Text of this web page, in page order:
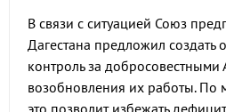
В связи с ситуацией Союз
Дагестана предложил создать
контроль за добросовестными
возобновления их работы. По
это позволит избежать